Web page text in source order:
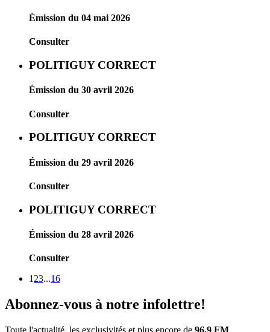
Émission du 04 mai 2026
Consulter
POLITIGUY CORRECT
Émission du 30 avril 2026
Consulter
POLITIGUY CORRECT
Émission du 29 avril 2026
Consulter
POLITIGUY CORRECT
Émission du 28 avril 2026
Consulter
1 23...16
Abonnez-vous à notre infolettre!
Toute l'actualité, les exclusivités et plus encore de 96.9 FM